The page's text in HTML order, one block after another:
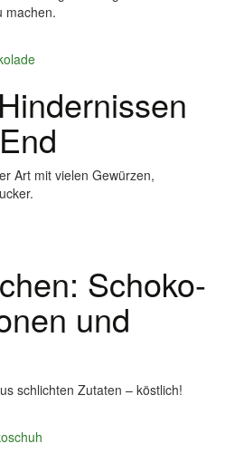
machen.
Art mit vielen Gewürzen,
Schoko-
und
schlichten Zutaten – köstlich!